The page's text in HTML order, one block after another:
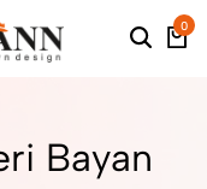
0
Bayan